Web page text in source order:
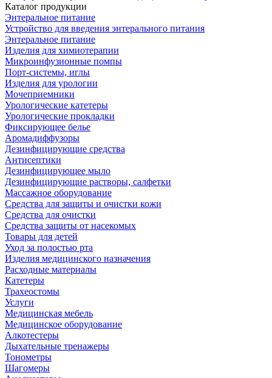
Каталог продукции
Энтеральное питание
Устройство для введения энтерального питания
Энтеральное питание
Изделия для химиотерапии
Микроинфузионные помпы
Порт-системы, иглы
Изделия для урологии
Мочеприемники
Урологические катетеры
Урологические прокладки
Фиксирующее белье
Аромадиффузоры
Дезинфицирующие средства
Антисептики
Дезинфицирующее мыло
Дезинфицирующие растворы, салфетки
Массажное оборудование
Средства для защиты и очистки кожи
Средства для очистки
Средства защиты от насекомых
Товары для детей
Уход за полостью рта
Изделия медицинского назначения
Расходные материалы
Катетеры
Трахеостомы
Услуги
Медицинская мебель
Медицинское оборудование
Алкотестеры
Дыхательные тренажеры
Тонометры
Шагомеры